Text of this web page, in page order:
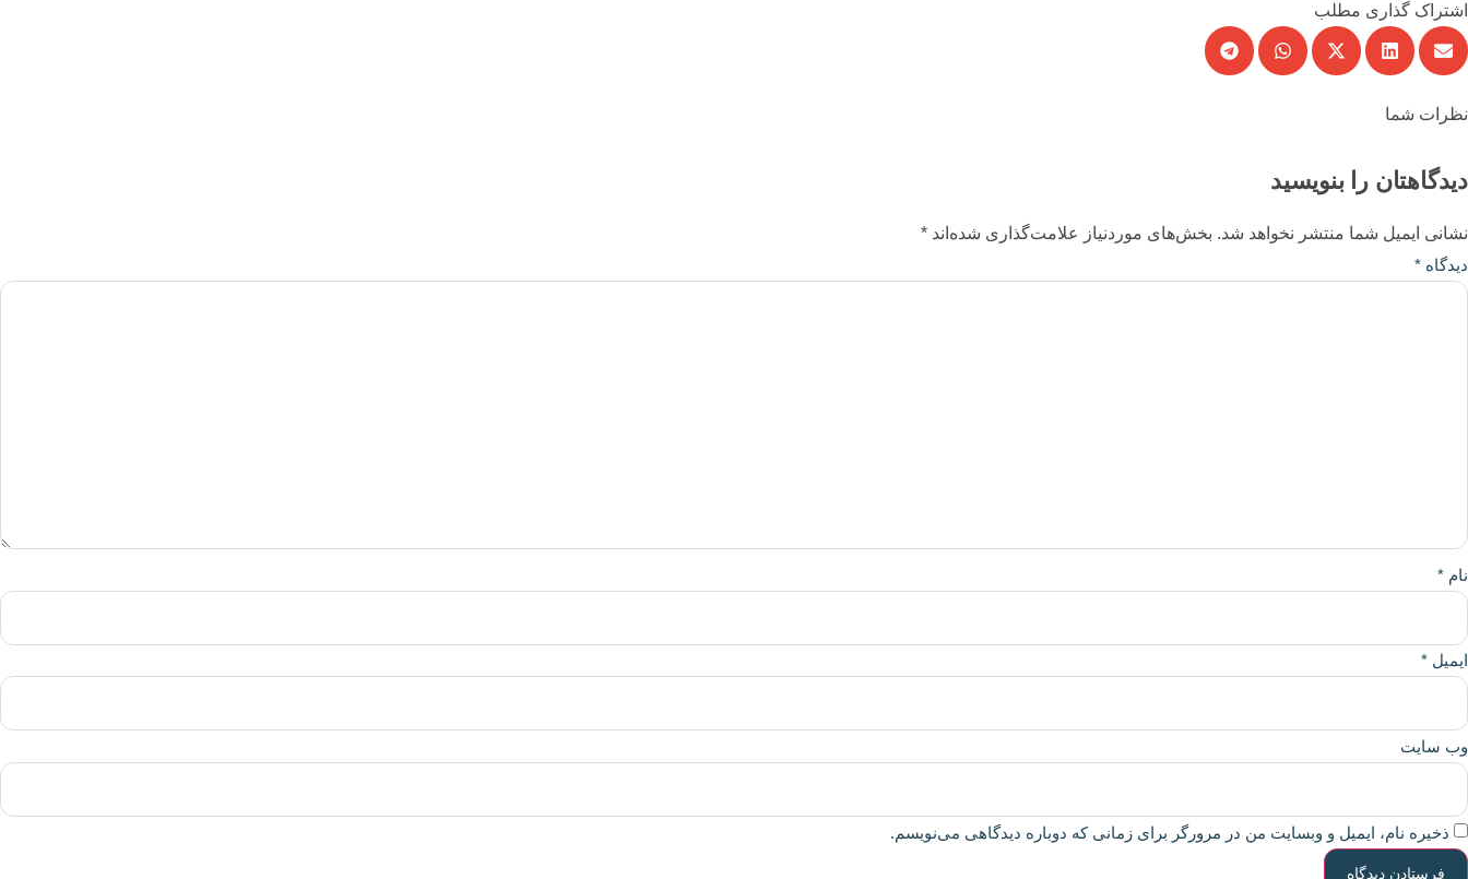
اشتراک گذاری مطلب
نظرات شما
دیدگاهتان را بنویسید
نشانی ایمیل شما منتشر نخواهد شد. بخش‌های موردنیاز علامت‌گذاری شده‌اند *
دیدگاه *
نام *
ایمیل *
وب‌ سایت
ذخیره نام، ایمیل و وبسایت من در مرورگر برای زمانی که دوباره دیدگاهی می‌نویسم.